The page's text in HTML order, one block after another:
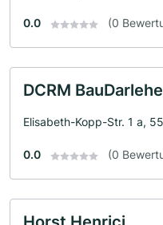
0.0 (0
DCRM
Elisabeth-Kopp-Str. 1 a,
0.0 (0